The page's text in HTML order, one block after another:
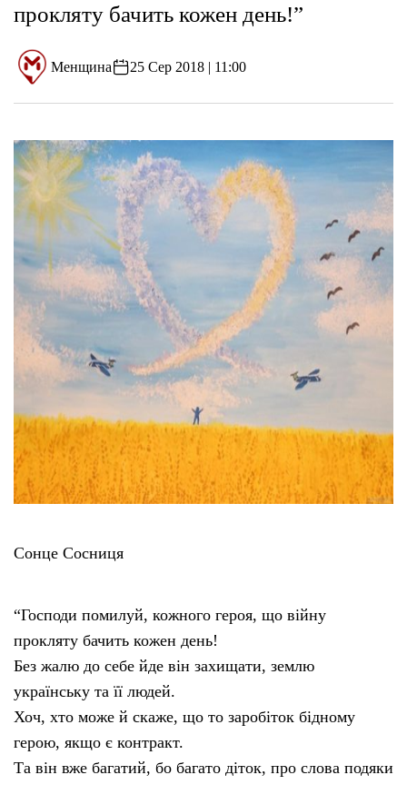
прокляту бачить кожен день!”
Менщина 25 Сер 2018 | 11:00
Сонце Сосниця
“Господи помилуй, кожного героя, що війну
прокляту бачить кожен день!
Без жалю до себе йде він захищати, землю
українську та її людей.
Хоч, хто може й скаже, що то заробіток бідному
герою, якщо є контракт.
Та він вже багатий, бо багато діток, про слова подяки